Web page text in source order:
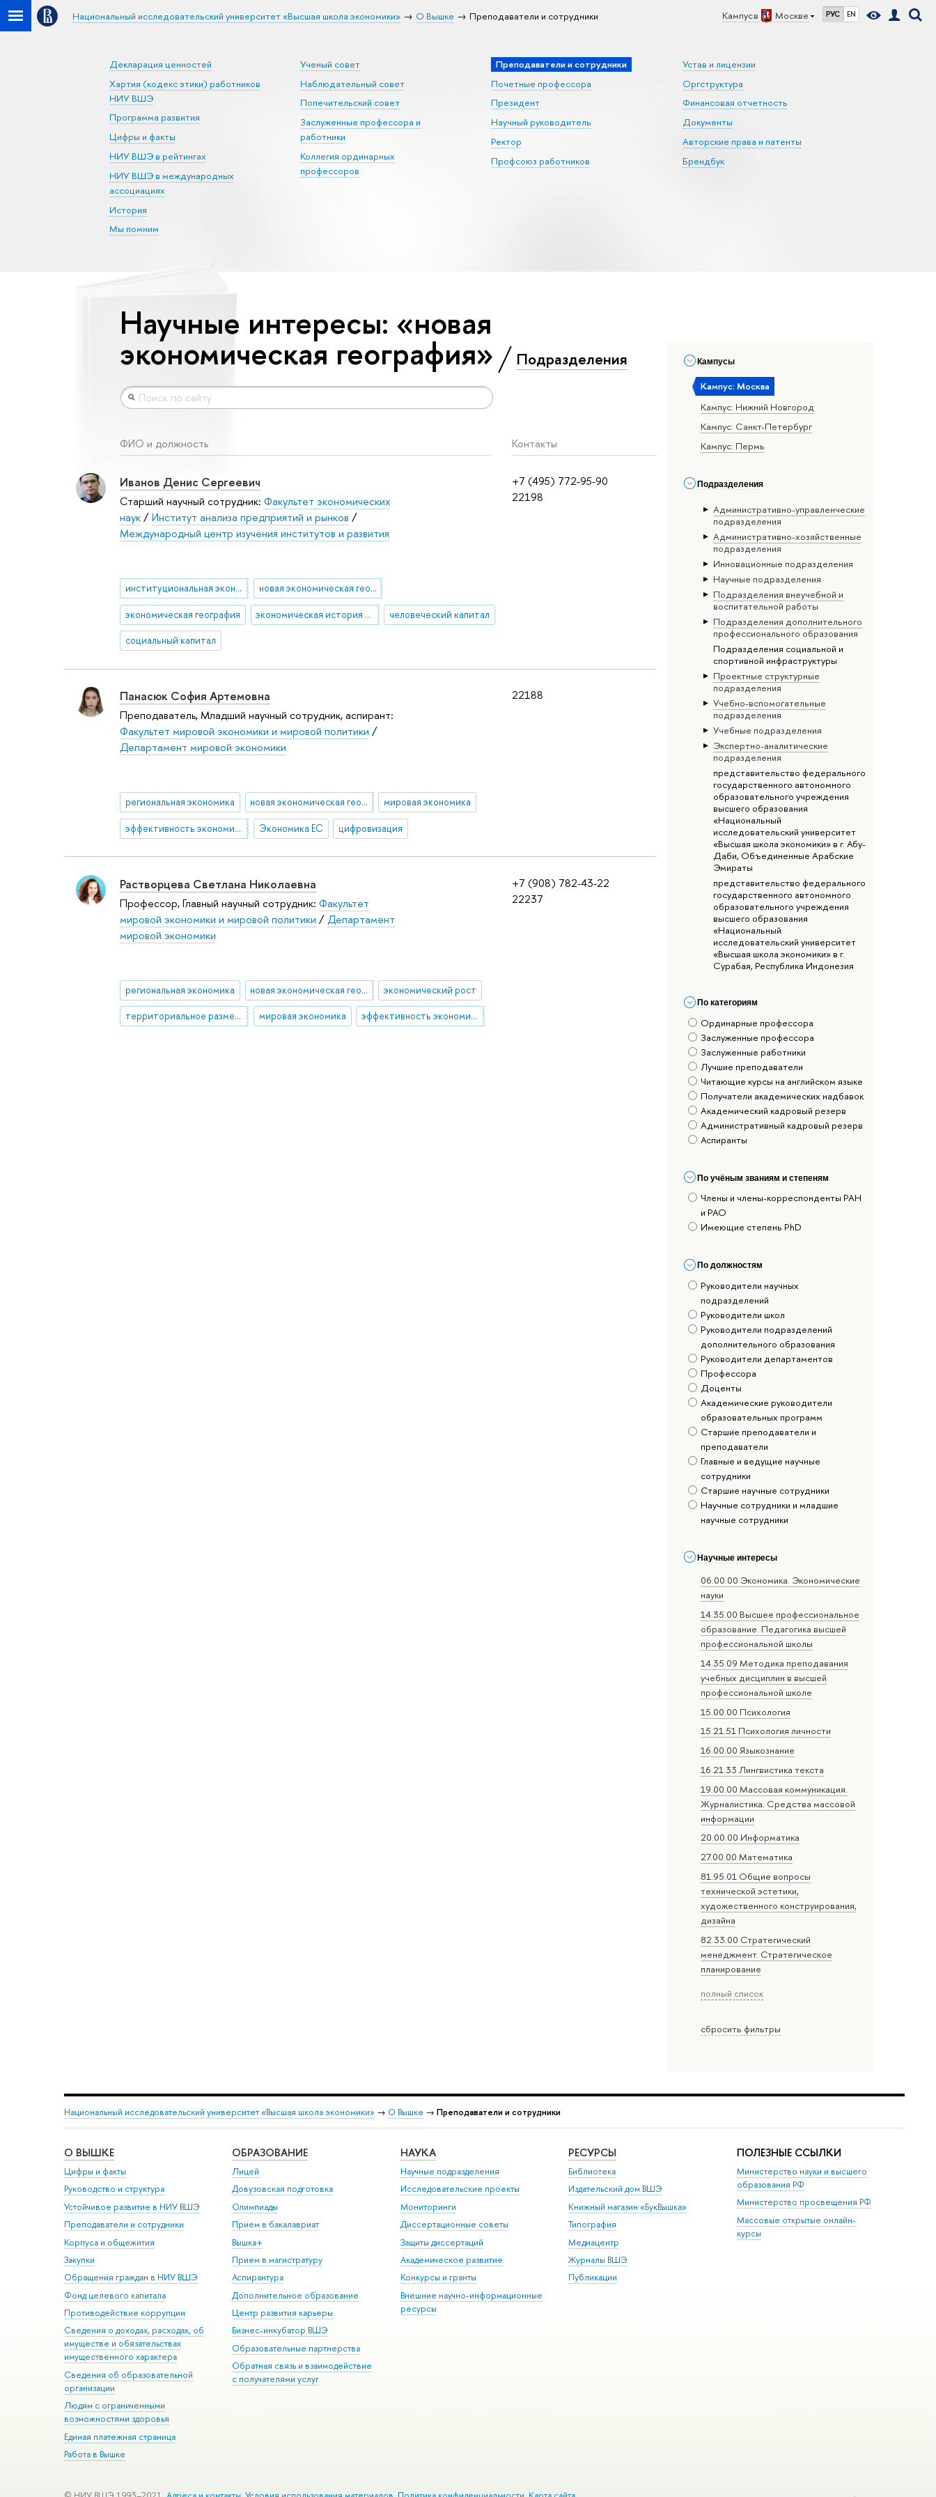
Кампус в Москве РУС EN
Национальный исследовательский университет «Высшая школа экономики» О Вышке Преподаватели и сотрудники
Декларация ценностей
Хартия (кодекс этики) работников
НИУ ВШЭ
Программа развития
Цифры и факты
НИУ ВШЭ в рейтингах
НИУ ВШЭ в международных
ассоциациях
История
Мы помним
Ученый совет
Наблюдательный совет
Попечительский совет
Заслуженные профессора и
работники
Коллегия ординарных
профессоров
Преподаватели и сотрудники
Почетные профессора
Президент
Научный руководитель
Ректор
Профсоюз работников
Устав и лицензии
Оргструктура
Финансовая отчетность
Документы
Авторские права и патенты
Брендбук
Кампусы
Кампус: Москва
Кампус: Нижний Новгород
Кампус: Санкт-Петербург
Кампус: Пермь
Подразделения
Административно-управленческие
подразделения
Административно-хозяйственные
подразделения
Инновационные подразделения
Научные подразделения
Подразделения внеучебной и
воспитательной работы
Подразделения дополнительного
профессионального образования
Подразделения социальной и
спортивной инфраструктуры
Проектные структурные
подразделения
Учебно-вспомогательные
подразделения
Учебные подразделения
Экспертно-аналитические
подразделения
представительство федерального
государственного автономного
образовательного учреждения
высшего образования
«Национальный
исследовательский университет
«Высшая школа экономики» в г. Абу-
Даби, Объединенные Арабские
Эмираты
представительство федерального
государственного автономного
образовательного учреждения
высшего образования
«Национальный
исследовательский университет
«Высшая школа экономики» в г.
Сурабая, Республика Индонезия
По категориям
Ординарные профессора
Заслуженные профессора
Заслуженные работники
Лучшие преподаватели
Читающие курсы на английском языке
Получатели академических надбавок
Академический кадровый резерв
Административный кадровый резерв
Аспиранты
По учёным званиям и степеням
Члены и члены-корреспонденты РАН
и РАО
Имеющие степень PhD
По должностям
Руководители научных
подразделений
Руководители школ
Руководители подразделений
дополнительного образования
Руководители департаментов
Профессора
Доценты
Академические руководители
образовательных программ
Старшие преподаватели и
преподаватели
Главные и ведущие научные
сотрудники
Старшие научные сотрудники
Научные сотрудники и младшие
научные сотрудники
Научные интересы
06.00.00 Экономика. Экономические
науки
14.35.00 Высшее профессиональное
образование. Педагогика высшей
профессиональной школы
14.35.09 Методика преподавания
учебных дисциплин в высшей
профессиональной школе
15.00.00 Психология
15.21.51 Психология личности
16.00.00 Языкознание
16.21.33 Лингвистика текста
19.00.00 Массовая коммуникация.
Журналистика. Средства массовой
информации
20.00.00 Информатика
27.00.00 Математика
81.95.01 Общие вопросы
технической эстетики,
художественного конструирования,
дизайна
82.33.00 Стратегический
менеджмент. Стратегическое
планирование
полный список
сбросить фильтры
Научные интересы: «новая
экономическая география» Подразделения
ФИО и должность Контакты
+7 (495) 772-95-90
22198
Иванов Денис Сергеевич
Старший научный сотрудник: Факультет экономических
наук/Институт анализа предприятий и рынков /
Международный центр изучения институтов и развития
институциональная экономика новая экономическая география
экономическая география экономическая история России человеческий капитал
социальный капитал
22188
Панасюк София Артемовна
Преподаватель, Младший научный сотрудник, аспирант:
Факультет мировой экономики и мировой политики /
Департамент мировой экономики
региональная экономика новая экономическая география мировая экономика
эффективность экономических систем Экономика ЕС цифровизация
+7 (908) 782-43-22
22237
Растворцева Светлана Николаевна
Профессор, Главный научный сотрудник: Факультет
мировой экономики и мировой политики /Департамент
мировой экономики
региональная экономика новая экономическая география экономический рост
территориальное размещение производства мировая экономика эффективность экономических систем
Национальный исследовательский университет «Высшая школа экономики» → О Вышке → Преподаватели и сотрудники
О ВЫШКЕ
Цифры и факты
Руководство и структура
Устойчивое развитие в НИУ ВШЭ
Преподаватели и сотрудники
Корпуса и общежития
Закупки
Обращения граждан в НИУ ВШЭ
Фонд целевого капитала
Противодействие коррупции
Сведения о доходах, расходах, об
имуществе и обязательствах
имущественного характера
Сведения об образовательной
организации
Людям с ограниченными
возможностями здоровья
Единая платежная страница
Работа в Вышке
ОБРАЗОВАНИЕ
Лицей
Довузовская подготовка
Олимпиады
Прием в бакалавриат
Вышка+
Прием в магистратуру
Аспирантура
Дополнительное образование
Центр развития карьеры
Бизнес-инкубатор ВШЭ
Образовательные партнерства
Обратная связь и взаимодействие
с получателями услуг
НАУКА
Научные подразделения
Исследовательские проекты
Мониторинги
Диссертационные советы
Защиты диссертаций
Академическое развитие
Конкурсы и гранты
Внешние научно-информационные
ресурсы
РЕСУРСЫ
Библиотека
Издательский дом ВШЭ
Книжный магазин «БукВышка»
Типография
Медиацентр
Журналы ВШЭ
Публикации
ПОЛЕЗНЫЕ ССЫЛКИ
Министерство науки и высшего
образования РФ
Министерство просвещения РФ
Массовые открытые онлайн-
курсы